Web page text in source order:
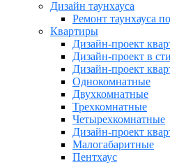
Дизайн таунхауса
Ремонт таунхауса
Квартиры
Дизайн-проект
Дизайн-проект в
Дизайн-проект
Однокомнатные
Двухкомнатные
Трехкомнатные
Четырехкомнатные
Дизайн-проект
Малогабаритные
Пентхаус